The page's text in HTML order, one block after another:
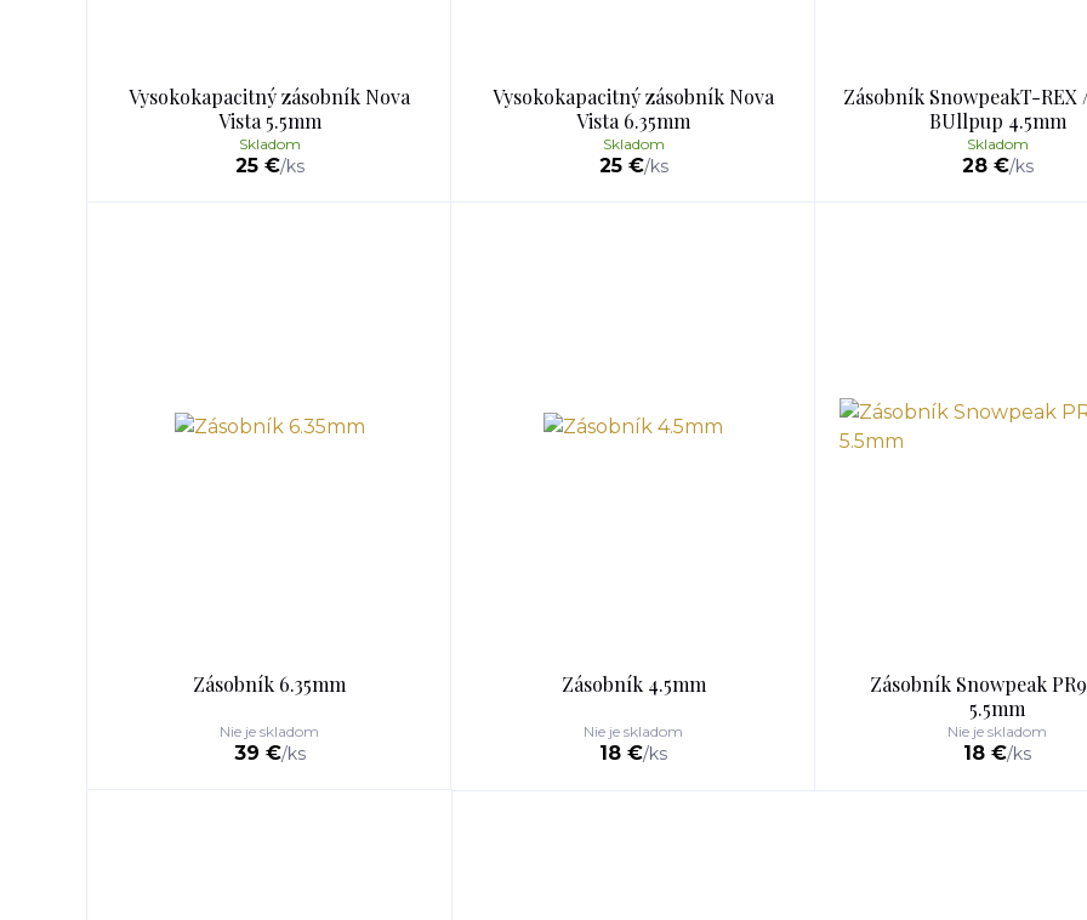
Vysokokapacitný zásobník Nova
Vista 5.5mm
25 €/ks
Skladom
Vysokokapacitný zásobník Nova
Vista 6.35mm
25 €/ks
Skladom
Zásobník SnowpeakT-REX
BUllpup 4.5mm
28 €/ks
Skladom
Zásobník 6.35mm
39 €/ks
Nie je skladom
Zásobník 4.5mm
18 €/ks
Nie je skladom
Zásobník Snowpeak
5.5mm
18 €/ks
Nie je skladom